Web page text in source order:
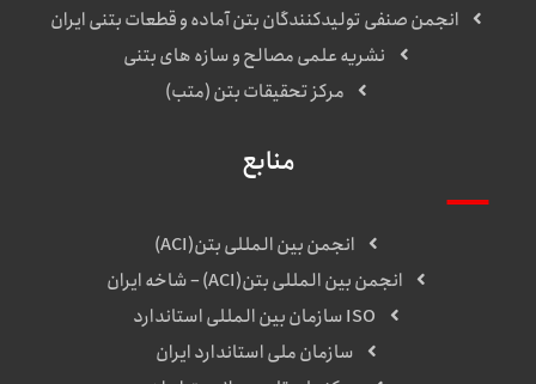
انجمن صنفی تولیدکنندگان بتن آماده و قطعات بتنی ایران
نشریه علمی مصالح و سازه های بتنی
مرکز تحقیقات بتن (متب)
منابع
انجمن بین المللی بتن(ACI)
انجمن بین المللی بتن(ACI) – شاخه ایران
ISO سازمان بین المللی استاندارد
سازمان ملی استاندارد ایران